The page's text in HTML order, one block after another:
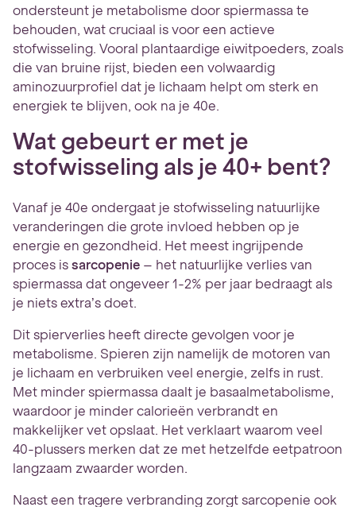
ondersteunt je metabolisme door spiermassa te
behouden, wat cruciaal is voor een actieve
stofwisseling. Vooral plantaardige eiwitpoeders, zoals
die van bruine rijst, bieden een volwaardig
aminozuurprofiel dat je lichaam helpt om sterk en
energiek te blijven, ook na je 40e.
Wat gebeurt er met je
stofwisseling als je 40+ bent?
Vanaf je 40e ondergaat je stofwisseling natuurlijke
veranderingen die grote invloed hebben op je
energie en gezondheid. Het meest ingrijpende
proces is sarcopenie – het natuurlijke verlies van
spiermassa dat ongeveer 1-2% per jaar bedraagt als
je niets extra’s doet.
Dit spierverlies heeft directe gevolgen voor je
metabolisme. Spieren zijn namelijk de motoren van
je lichaam en verbruiken veel energie, zelfs in rust.
Met minder spiermassa daalt je basaalmetabolisme,
waardoor je minder calorieën verbrandt en
makkelijker vet opslaat. Het verklaart waarom veel
40-plussers merken dat ze met hetzelfde eetpatroon
langzaam zwaarder worden.
Naast een tragere verbranding zorgt sarcopenie ook